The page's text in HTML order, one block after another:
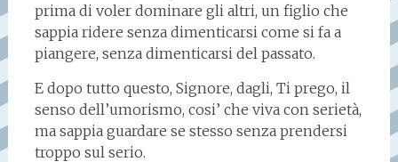
prima di voler dominare gli altri, un figlio che
sappia ridere senza dimenticarsi come si fa a
piangere, senza dimenticarsi del passato.
E dopo tutto questo, Signore, dagli, Ti prego, il
senso dell’umorismo, cosi’ che viva con serietà,
ma sappia guardare se stesso senza prendersi
troppo sul serio.